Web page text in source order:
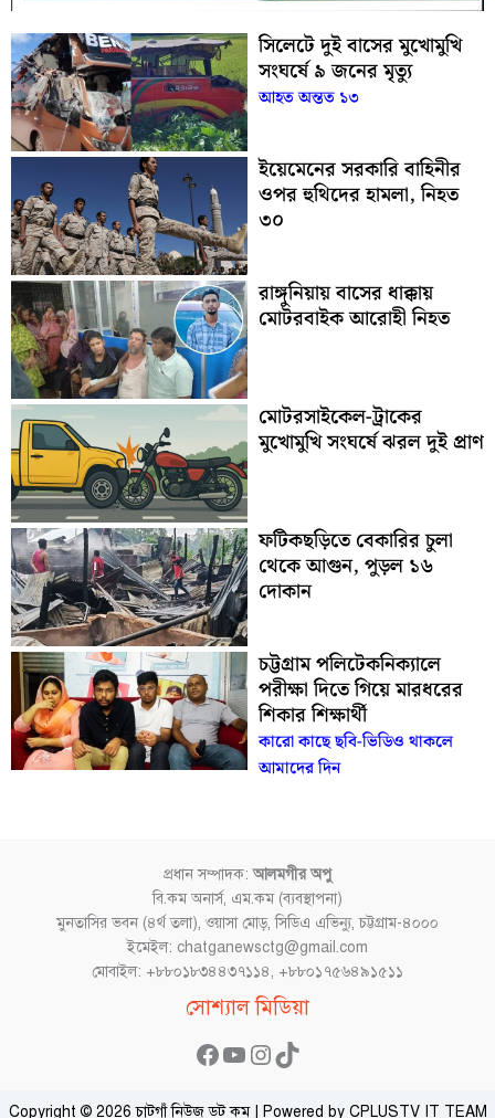
সিলেটে দুই বাসের মুখোমুখি
সংঘর্ষে ৯ জনের মৃত্যু
আহত অন্তত ১৩
ইয়েমেনের সরকারি বাহিনীর
ওপর হুথিদের হামলা, নিহত
৩০
রাঙ্গুনিয়ায় বাসের ধাক্কায়
মোটরবাইক আরোহী নিহত
মোটরসাইকেল-ট্রাকের
মুখোমুখি সংঘর্ষে ঝরল দুই প্রাণ
ফটিকছড়িতে বেকারির চুলা
থেকে আগুন, পুড়ল ১৬
দোকান
চট্টগ্রাম পলিটেকনিক্যালে
পরীক্ষা দিতে গিয়ে মারধরের
শিকার শিক্ষার্থী
কারো কাছে ছবি-ভিডিও থাকলে
আমাদের দিন
প্রধান সম্পাদক:আলমগীর অপু
বি.কম অনার্স, এম.কম (ব্যবস্থাপনা)
মুনতাসির ভবন (৪র্থ তলা), ওয়াসা মোড়, সিডিএ এভিন্যু, চট্টগ্রাম-৪০০০
ইমেইল: chatganewsctg@gmail.com
মোবাইল: +৮৮০১৮৩৪৪৩৭১১৪, +৮৮০১৭৫৬৪৯১৫১১
সোশ্যাল মিডিয়া
Facebook
YouTube
Instagram
TikTok
Copyright © 2026 চাটগাঁ নিউজ ডট কম | Powered by CPLUSTV IT TEAM